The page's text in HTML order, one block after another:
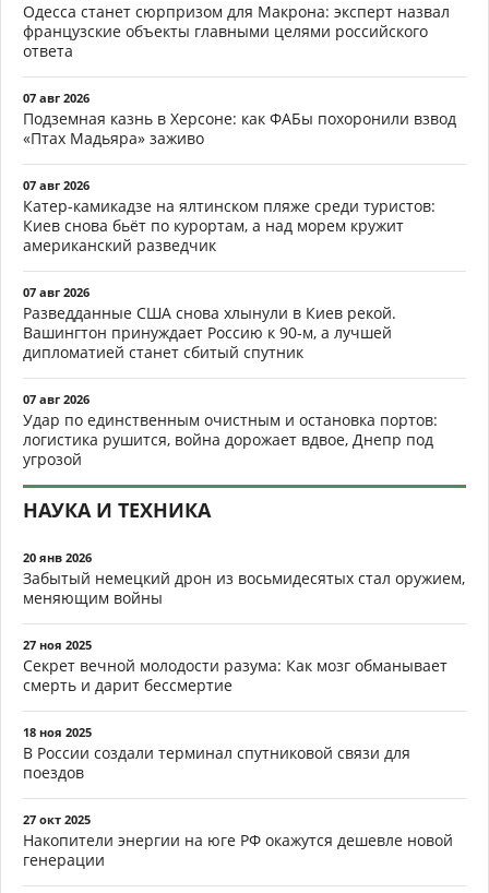
Одесса станет сюрпризом для Макрона: эксперт назвал
французские объекты главными целями российского
ответа
07 авг 2026
Подземная казнь в Херсоне: как ФАБы похоронили взвод
«Птах Мадьяра» заживо
07 авг 2026
Катер-камикадзе на ялтинском пляже среди туристов:
Киев снова бьёт по курортам, а над морем кружит
американский разведчик
07 авг 2026
Разведданные США снова хлынули в Киев рекой.
Вашингтон принуждает Россию к 90-м, а лучшей
дипломатией станет сбитый спутник
07 авг 2026
Удар по единственным очистным и остановка портов:
логистика рушится, война дорожает вдвое, Днепр под
угрозой
НАУКА И ТЕХНИКА
20 янв 2026
Забытый немецкий дрон из восьмидесятых стал оружием,
меняющим войны
27 ноя 2025
Секрет вечной молодости разума: Как мозг обманывает
смерть и дарит бессмертие
18 ноя 2025
В России создали терминал спутниковой связи для
поездов
27 окт 2025
Накопители энергии на юге РФ окажутся дешевле новой
генерации